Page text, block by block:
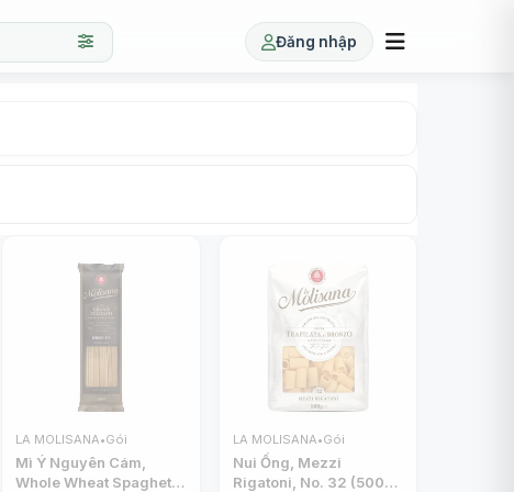
Đăng nhập
LA MOLISANA•Gói
Mì Ý Nguyên Cám,
Whole Wheat Spaghetti,
LA MOLISANA•Gói
Nui Ống, Mezzi
Rigatoni, No. 32 (500g)